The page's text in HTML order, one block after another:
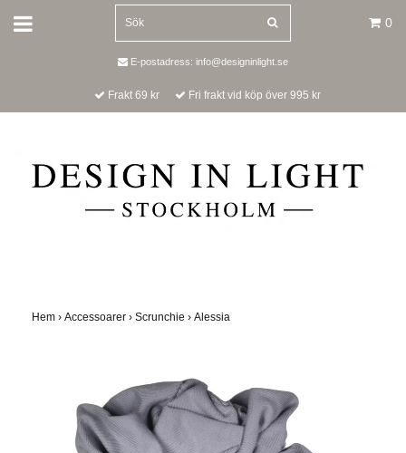
0
E-postadress: info@designinlight.se
Frakt 69 kr Fri frakt vid köp över 995 kr
Hem › Accessoarer › Scrunchie › Alessia